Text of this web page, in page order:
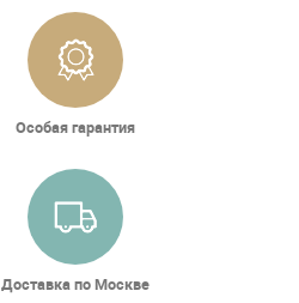
Особая гарантия
Доставка по Москве